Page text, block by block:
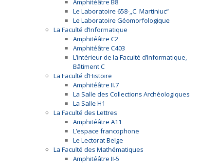
Amphitéâtre B8
Le Laboratoire 658-,,C. Martiniuc”
Le Laboratoire Géomorfologique
La Faculté d’Informatique
Amphitéâtre C2
Amphitéâtre C403
L’intérieur de la Faculté d’Informatique,
Bâtiment C
La Faculté d’Histoire
Amphitéâtre II.7
La Salle des Collections Archéologiques
La Salle H1
La Faculté des Lettres
Amphitéâtre A11
L’espace francophone
Le Lectorat Belge
La Faculté des Mathématiques
Amphitéâtre II-5